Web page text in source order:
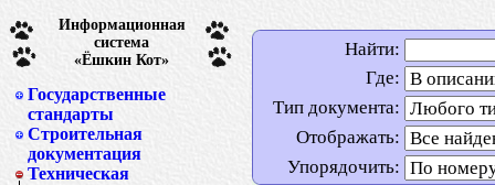
Информационная
система
«Ёшкин Кот»
Государственные
стандарты
Строительная
документация
Техническая
Найти:
Где:
Тип документа:
Отображать:
Упорядочить: